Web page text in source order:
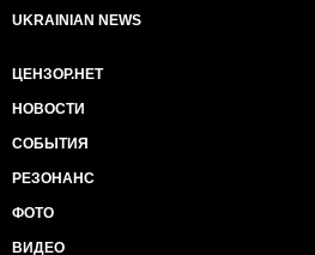
UKRAINIAN NEWS
ЦЕНЗОР.НЕТ
НОВОСТИ
СОБЫТИЯ
РЕЗОНАНС
ФОТО
ВИДЕО